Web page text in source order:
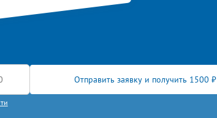
Отправить заявку и получить 1500 ₽